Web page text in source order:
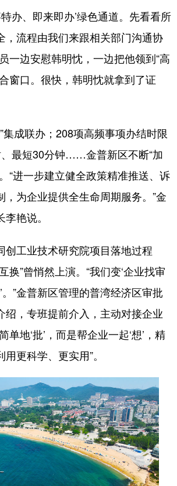
办、即来即办’绿色通道。先看看所
，流程由我们来跟相关部门沟通协
一边安慰韩明忱，一边把他领到“高
窗口。很快，韩明忱就拿到了证
成联办；208项高频事项办结时限
最短30分钟……金普新区不断“加
“进一步建立健全政策精准推送、诉
，为企业提供全生命周期服务。”金
艳说。
工业技术研究院项目落地过程
换”曾悄然上演。“我们变‘企业找审
。”金普新区管理的普湾经济区审批
绍，专班提前介入，主动对接企业
单地‘批’，而是帮企业一起‘想’，精
更科学、更实用”。